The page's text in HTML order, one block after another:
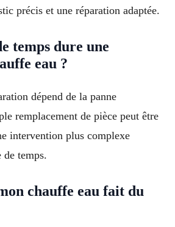
précis et une réparation adaptée.
temps dure une
eau ?
dépend de la panne
remplacement de pièce peut être
intervention plus complexe
de temps.
chauffe eau fait du